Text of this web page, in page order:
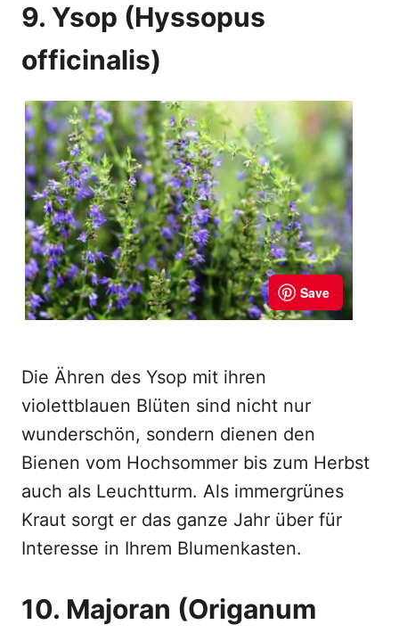
9. Ysop (Hyssopus
officinalis)
Die Ähren des Ysop mit ihren
violettblauen Blüten sind nicht nur
wunderschön, sondern dienen den
Bienen vom Hochsommer bis zum Herbst
auch als Leuchtturm. Als immergrünes
Kraut sorgt er das ganze Jahr über für
Interesse in Ihrem Blumenkasten.
10. Majoran (Origanum